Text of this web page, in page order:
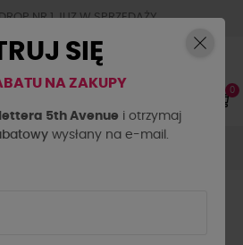
NR.1 JUZ W SPRZEDAŻY
0
krótkie
Spódnica jeansowa La
SIĘ
NA ZAKUPY
5th Avenue i otrzymaj
wysłany na e-mail.